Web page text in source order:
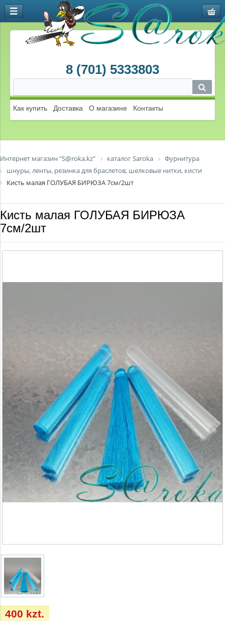
8 (701) 5333803
Как купить Доставка О магазине Контакты
Интернет магазин "S@roka.kz" каталог Saroka
Фурнитура
шнуры, ленты, резинка для браслетов, шелковые нитки, кисти
Кисть малая ГОЛУБАЯ БИРЮЗА 7см/2шт
Кисть малая ГОЛУБАЯ БИРЮЗА
7см/2шт
400 kzt.